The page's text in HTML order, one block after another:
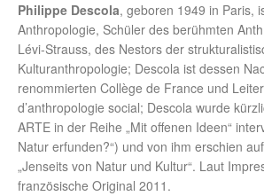
Philippe Descola, geboren 1949 in Paris,
Anthropologie, Schüler des berühmten
Lévi-Strauss, des Nestors der
Kulturanthropologie; Descola ist dessen
renommierten Collège de France und
d’anthropologie social; Descola wurde
ARTE in der Reihe „Mit offenen Ideen“
Natur erfunden?“) und von ihm erschien
„Jenseits von Natur und Kultur“. Laut
französische Original 2011.